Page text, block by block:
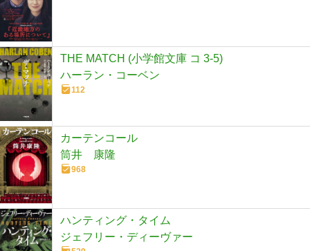
THE MATCH (小学館文庫 コ 3-5)
ハーラン・コーベン
112
カーテンコール
筒井 康隆
968
ハンティング・タイム
ジェフリー・ディーヴァー